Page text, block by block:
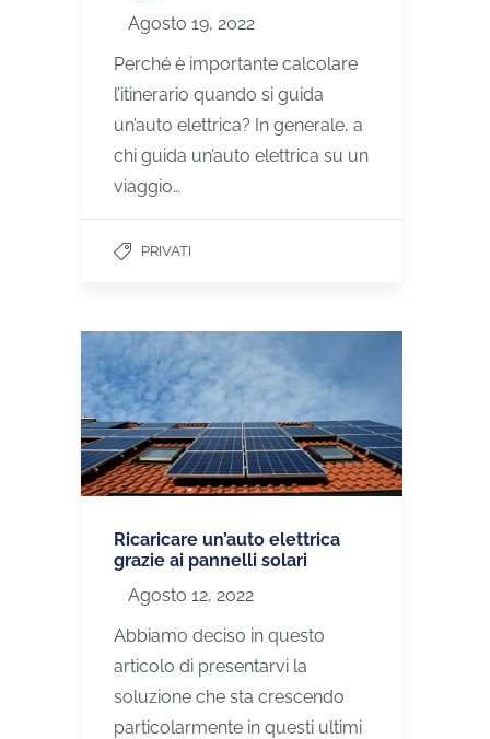
Agosto 19, 2022
Perché è importante calcolare
l’itinerario quando si guida
un’auto elettrica? In generale, a
chi guida un’auto elettrica su un
viaggio…
PRIVATI
Ricaricare un’auto elettrica
grazie ai pannelli solari
Agosto 12, 2022
Abbiamo deciso in questo
articolo di presentarvi la
soluzione che sta crescendo
particolarmente in questi ultimi